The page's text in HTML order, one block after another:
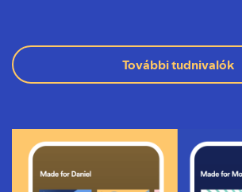
További tudnivalók